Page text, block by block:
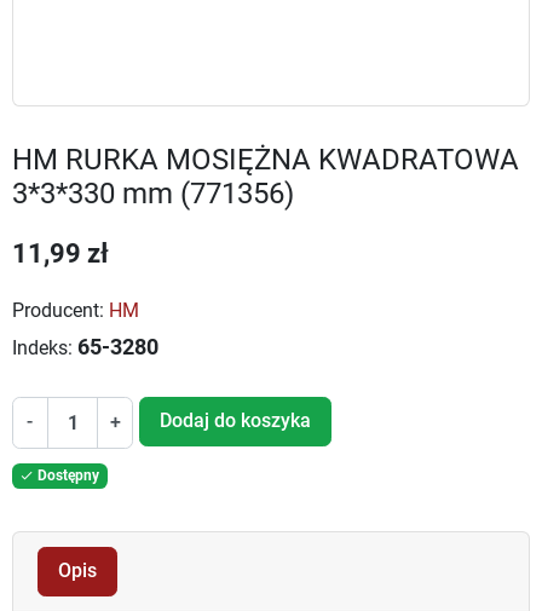
HM RURKA MOSIĘŻNA KWADRATOWA
3*3*330 mm (771356)
11,99 zł
Producent: HM
Indeks: 65-3280
- + Dodaj do koszyka
 Dostępny
Opis